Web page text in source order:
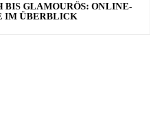
BIS GLAMOURÖS: ONLINE-
IM ÜBERBLICK